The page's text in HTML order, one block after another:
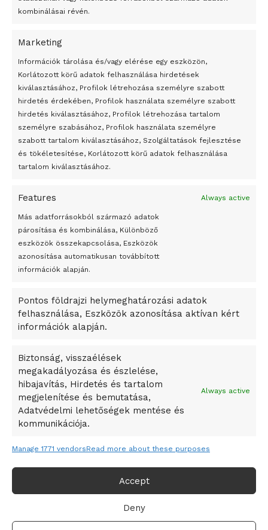
kombinálásai révén.
Marketing
Információk tárolása és/vagy elérése egy eszközön,
Korlátozott körű adatok felhasználása hirdetések
kiválasztásához, Profilok létrehozása személyre szabott
hirdetés érdekében, Profilok használata személyre szabott
hirdetés kiválasztásához, Profilok létrehozása tartalom
személyre szabásához, Profilok használata személyre
szabott tartalom kiválasztásához, Szolgáltatások fejlesztése
és tökéletesítése, Korlátozott körű adatok felhasználása
tartalom kiválasztásához.
Features Always active
Más adatforrásokból származó adatok
párosítása és kombinálása, Különböző
eszközök összekapcsolása, Eszközök
azonosítása automatikusan továbbított
információk alapján.
Pontos földrajzi helymeghatározási adatok
felhasználása, Eszközök azonosítása aktívan kért
információk alapján.
Biztonság, visszaélések
megakadályozása és észlelése,
hibajavítás, Hirdetés és tartalom
megjelenítése és bemutatása,
Adatvédelmi lehetőségek mentése és
kommunikációja.
Always active
Manage 1771 vendorsRead more about these purposes
Accept
Deny
Átmenetileg szünetelnek az összecsapások Bahmutnál
Egy vagyonért adták el Banksy művét miután elégették.
Az 1950-ben elhunyt alkotók művei szabadon
felhasználhatóvá válnak
Peking – A visegrádi országok zsidó kulturális örökségét
bemutató fotókiállítás nyílt
Megveszi az osztrák Wienerberger az amerikai Meridian
Bricket
A Startup Campus egyetemi programjainak legjobbjai az
A Ringo Starr új albummal jelentkezik
A Vajdasági Magyar Szövetség államtitkárait kinevezték
Dzsingisz kán hódító hadjárata okozta
Kuramagomedov ötödik, Muszukajev elődöntős – Birkózó
világkupa
Adatvédelmi irányelvek